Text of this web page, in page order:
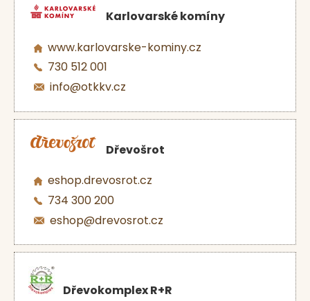
Karlovarské komíny
www.karlovarske-kominy.cz
730 512 001
info@otkkv.cz
Dřevošrot
eshop.drevosrot.cz
734 300 200
eshop@drevosrot.cz
Dřevokomplex R+R